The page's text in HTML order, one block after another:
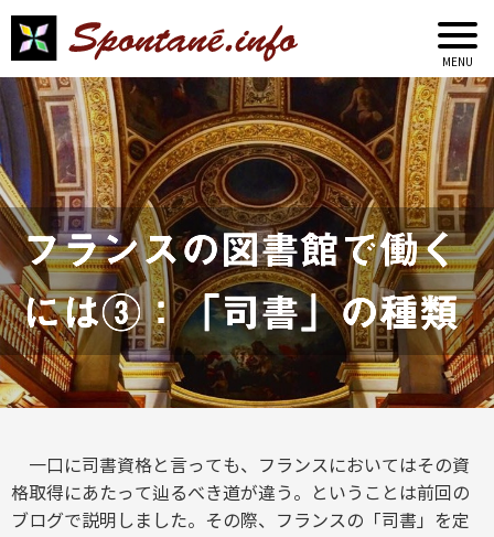
フランスの図書館で働く
には③：「司書」の種類
一口に司書資格と言っても、フランスにおいてはその資
格取得にあたって辿るべき道が違う。ということは前回の
ブログで説明しました。その際、フランスの「司書」を定